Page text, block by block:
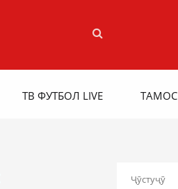
ТВ ФУТБОЛ LIVE ТАМОС